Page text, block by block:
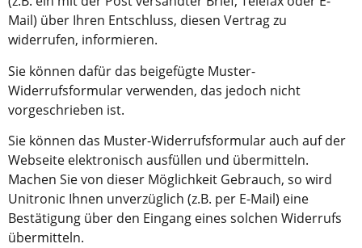
Mail) über Ihren Entschluss, diesen Vertrag zu
widerrufen, informieren.
Sie können dafür das beigefügte Muster-
Widerrufsformular verwenden, das jedoch nicht
vorgeschrieben ist.
Sie können das Muster-Widerrufsformular auch auf der
Webseite elektronisch ausfüllen und übermitteln.
Machen Sie von dieser Möglichkeit Gebrauch, so wird
Unitronic Ihnen unverzüglich (z.B. per E-Mail) eine
Bestätigung über den Eingang eines solchen Widerrufs
übermitteln.